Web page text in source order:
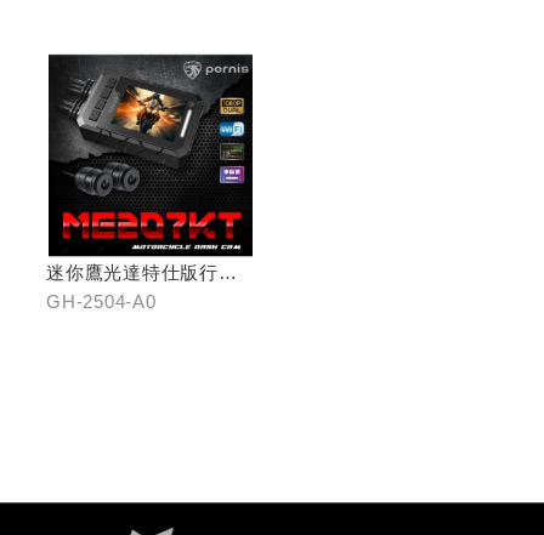
迷你鷹光達特仕版行車
記錄器
GH-2504-A0